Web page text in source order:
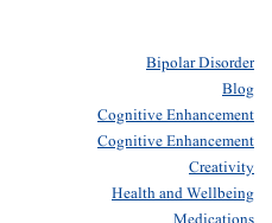
Bipolar Disorder
Blog
Cognitive Enhancement
Cognitive Enhancement
Creativity
Health and Wellbeing